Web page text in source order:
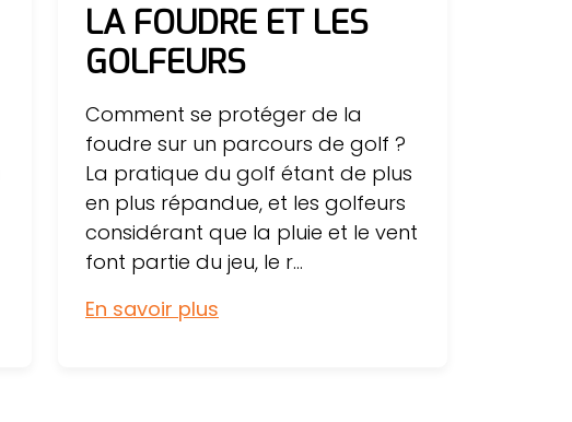
LA FOUDRE ET LES
GOLFEURS
Comment se protéger de la
foudre sur un parcours de golf ?
La pratique du golf étant de plus
en plus répandue, et les golfeurs
considérant que la pluie et le vent
font partie du jeu, le r...
En savoir plus